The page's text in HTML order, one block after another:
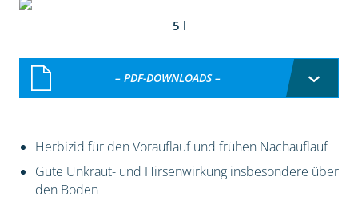
5 l
– PDF-DOWNLOADS –
Herbizid für den Vorauflauf und frühen Nachauflauf
Gute Unkraut- und Hirsenwirkung insbesondere über
den Boden